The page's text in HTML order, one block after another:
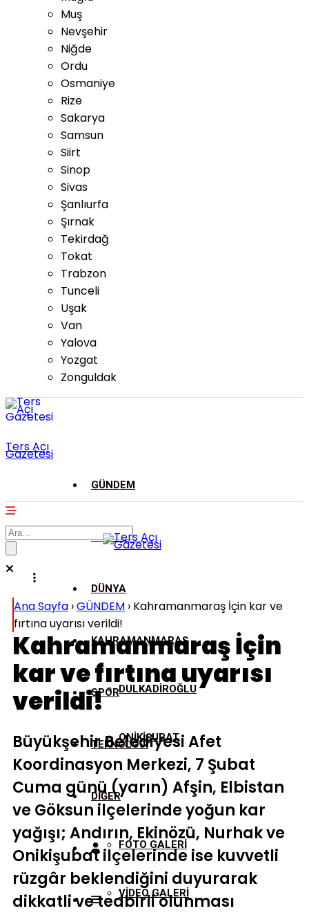
Muş
Nevşehir
Niğde
Ordu
Osmaniye
Rize
Sakarya
Samsun
Siirt
Sinop
Sivas
Şanlıurfa
Şırnak
Tekirdağ
Tokat
Trabzon
Tunceli
Uşak
Van
Yalova
Yozgat
Zonguldak
Ters Açı
Gazetesi
GÜNDEM
ASAYİŞ
DÜNYA
KAHRAMANMARAŞ
DULKADİROĞLU
ONİKİŞUBAT
SPOR
TEKNOLOJİ
DİĞER
FOTO GALERİ
VİDEO GALERİ
Ana Sayfa ›GÜNDEM › Kahramanmaraş İçin kar ve
fırtına uyarısı verildi!
Kahramanmaraş İçin
kar ve fırtına uyarısı
verildi!
Büyükşehir Belediyesi Afet
Koordinasyon Merkezi, 7 Şubat
Cuma günü (yarın) Afşin, Elbistan
ve Göksun ilçelerinde yoğun kar
yağışı; Andırın, Ekinözü, Nurhak ve
Onikişubat ilçelerinde ise kuvvetli
rüzgâr beklendiğini duyurarak
dikkatli ve tedbirli olunması